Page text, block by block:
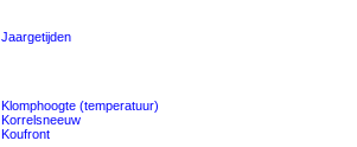
Jaargetijden
Klomphoogte (temperatuur)
Korrelsneeuw
Koufront